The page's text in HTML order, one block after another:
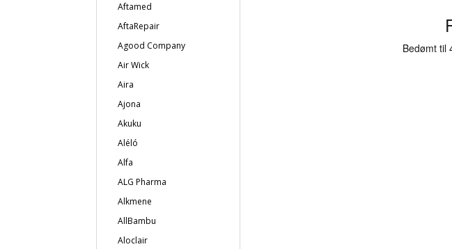
Aftamed
AftaRepair
Agood Company
Air Wick
Aira
Ajona
Akuku
Aléló
Alfa
ALG Pharma
Alkmene
AllBambu
Aloclair